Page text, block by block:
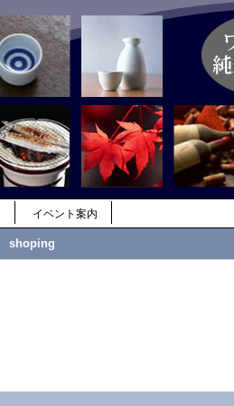
イベント案内
shoping